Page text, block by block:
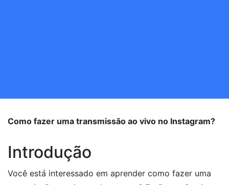
Como fazer uma transmissão ao vivo no Instagram?
Introdução
Você está interessado em aprender como fazer uma